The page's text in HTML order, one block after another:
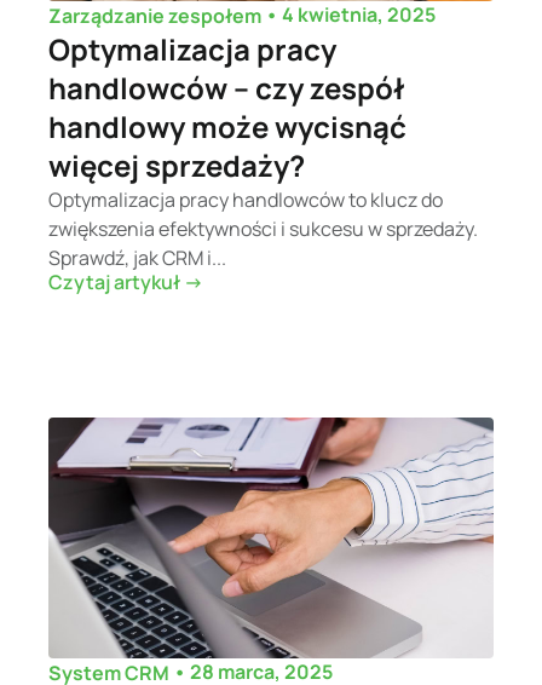
Zarządzanie zespołem • 4 kwietnia, 2025
Optymalizacja pracy
handlowców – czy zespół
handlowy może wycisnąć
więcej sprzedaży?
Optymalizacja pracy handlowców to klucz do
zwiększenia efektywności i sukcesu w sprzedaży.
Sprawdź, jak CRM i...
Czytaj artykuł ->
System CRM • 28 marca, 2025